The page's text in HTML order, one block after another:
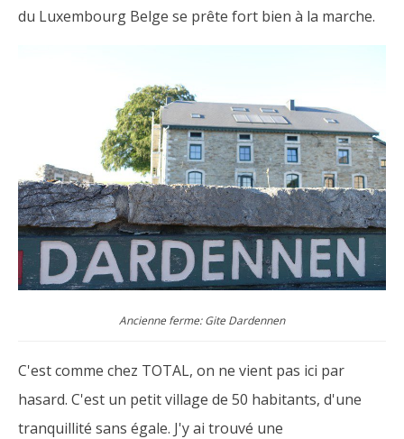
du Luxembourg Belge se prête fort bien à la marche.
Ancienne ferme: Gite Dardennen
C'est comme chez TOTAL, on ne vient pas ici par
hasard. C'est un petit village de 50 habitants, d'une
tranquillité sans égale. J'y ai trouvé une